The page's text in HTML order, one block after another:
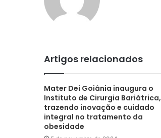
Artigos relacionados
Mater Dei Goiânia inaugura o
Instituto de Cirurgia Bariátrica,
trazendo inovação e cuidado
integral no tratamento da
obesidade